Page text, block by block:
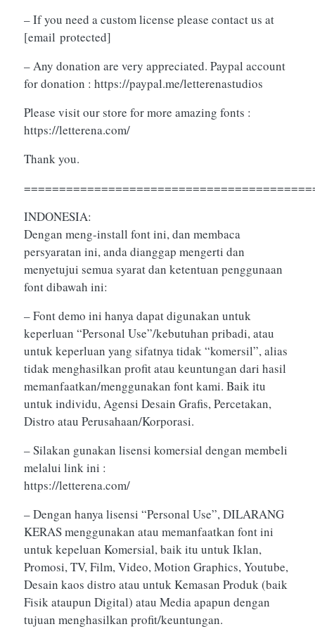
– If you need a custom license please contact us at
[email protected]
– Any donation are very appreciated. Paypal account
for donation : https://paypal.me/letterenastudios
Please visit our store for more amazing fonts :
https://letterena.com/
Thank you.
INDONESIA:
Dengan meng-install font ini, dan membaca
persyaratan ini, anda dianggap mengerti dan
menyetujui semua syarat dan ketentuan penggunaan
font dibawah ini:
– Font demo ini hanya dapat digunakan untuk
keperluan “Personal Use”/kebutuhan pribadi, atau
untuk keperluan yang sifatnya tidak “komersil”, alias
tidak menghasilkan profit atau keuntungan dari hasil
memanfaatkan/menggunakan font kami. Baik itu
untuk individu, Agensi Desain Grafis, Percetakan,
Distro atau Perusahaan/Korporasi.
– Silakan gunakan lisensi komersial dengan membeli
melalui link ini :
https://letterena.com/
– Dengan hanya lisensi “Personal Use”, DILARANG
KERAS menggunakan atau memanfaatkan font ini
untuk kepeluan Komersial, baik itu untuk Iklan,
Promosi, TV, Film, Video, Motion Graphics, Youtube,
Desain kaos distro atau untuk Kemasan Produk (baik
Fisik ataupun Digital) atau Media apapun dengan
tujuan menghasilkan profit/keuntungan.